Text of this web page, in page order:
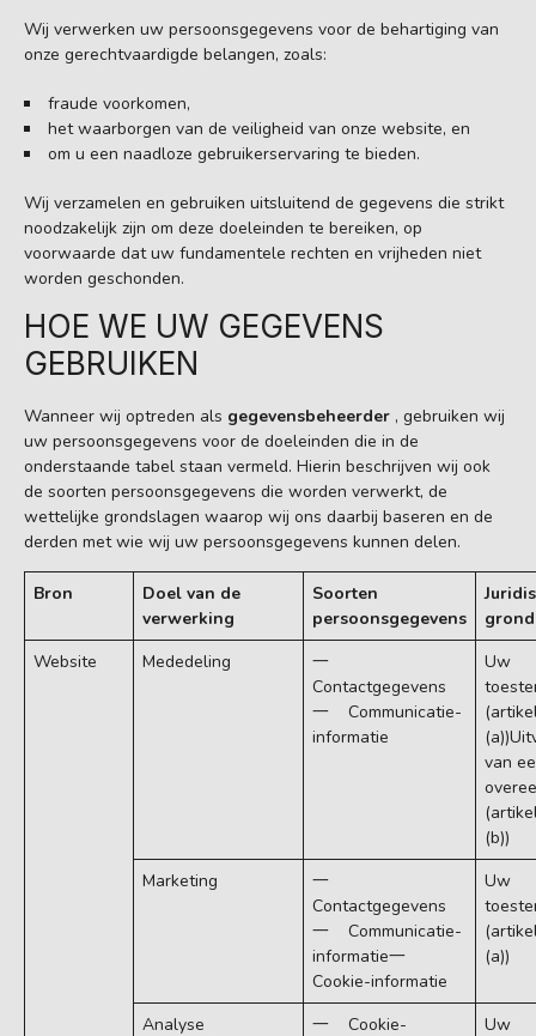
Wij verwerken uw persoonsgegevens voor de behartiging van
onze gerechtvaardigde belangen, zoals:
fraude voorkomen,
het waarborgen van de veiligheid van onze website, en
om u een naadloze gebruikerservaring te bieden.
Wij verzamelen en gebruiken uitsluitend de gegevens die strikt
noodzakelijk zijn om deze doeleinden te bereiken, op
voorwaarde dat uw fundamentele rechten en vrijheden niet
worden geschonden.
HOE WE UW GEGEVENS
GEBRUIKEN
Wanneer wij optreden als gegevensbeheerder , gebruiken wij
uw persoonsgegevens voor de doeleinden die in de
onderstaande tabel staan vermeld. Hierin beschrijven wij ook
de soorten persoonsgegevens die worden verwerkt, de
wettelijke grondslagen waarop wij ons daarbij baseren en de
derden met wie wij uw persoonsgegevens kunnen delen.
Bron
Doel van de
verwerking
Soorten
persoonsgegevens
Website
Mededeling
一
Contactgegevens
一 Communicatie-
informatie
Uw
van
(b))
Marketing
一
Contactgegevens
一 Communicatie-
informatie一
Cookie-informatie
Uw
(a))
Analyse 一 Cookie- Uw